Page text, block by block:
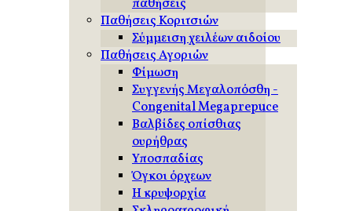
παθήσεις
Παθήσεις Κοριτσιών
Σύμμειση χειλέων αιδοίου
Παθήσεις Αγοριών
Φίμωση
Συγγενής Μεγαλοπόσθη -
Congenital Megaprepuce
Βαλβίδες οπίσθιας
ουρήθρας
Υποσπαδίας
Όγκοι όρχεων
Η κρυψορχία